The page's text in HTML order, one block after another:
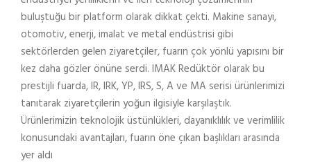
buluştuğu bir platform olarak dikkat çekti. Makine sanayi,
otomotiv, enerji, imalat ve metal endüstrisi gibi
sektörlerden gelen ziyaretçiler, fuarın çok yönlü yapısını bir
kez daha gözler önüne serdi. IMAK Redüktör olarak bu
prestijli fuarda, IR, IRK, YP, IRS, S, A ve MA serisi ürünlerimizi
tanıtarak ziyaretçilerin yoğun ilgisiyle karşılaştık.
Ürünlerimizin teknolojik üstünlükleri, dayanıklılık ve verimlilik
konusundaki avantajları, fuarın öne çıkan başlıkları arasında
yer aldı